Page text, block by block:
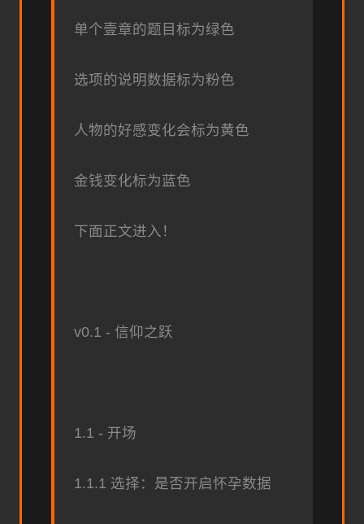
单个壹章的题目标为绿色
选项的说明数据标为粉色
人物的好感变化会标为黄色
金钱变化标为蓝色
下面正文进入！
v0.1 - 信仰之跃
1.1 - 开场
1.1.1 选择：是否开启怀孕数据